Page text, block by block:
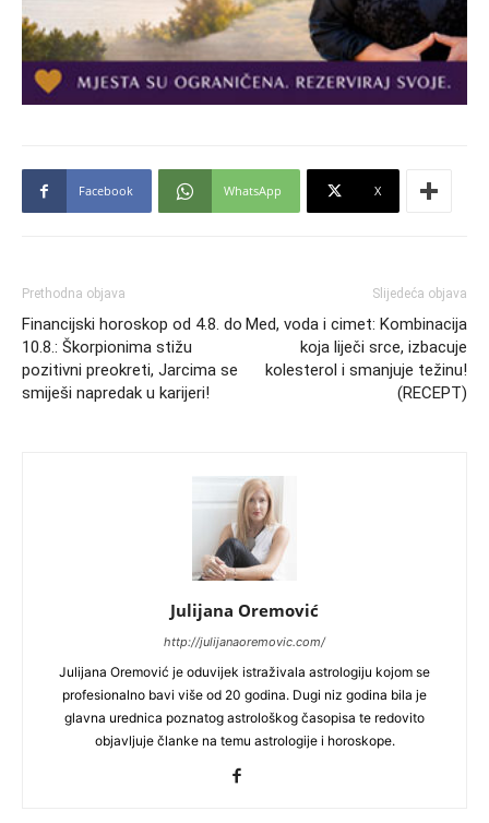
Facebook WhatsApp X
Prethodna objava
Financijski horoskop od 4.8. do
10.8.: Škorpionima stižu
pozitivni preokreti, Jarcima se
smiješi napredak u karijeri!
Slijedeća objava
Med, voda i cimet: Kombinacija
koja liječi srce, izbacuje
kolesterol i smanjuje težinu!
(RECEPT)
Julijana Oremović
http://julijanaoremovic.com/
Julijana Oremović je oduvijek istraživala astrologiju kojom se
profesionalno bavi više od 20 godina. Dugi niz godina bila je
glavna urednica poznatog astrološkog časopisa te redovito
objavljuje članke na temu astrologije i horoskope.